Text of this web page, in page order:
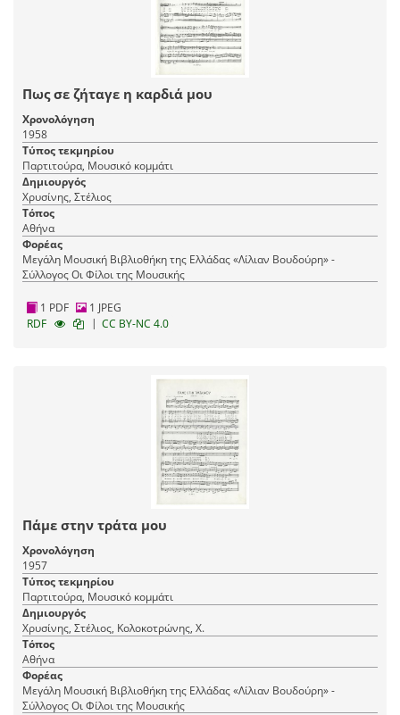
Πως σε ζήταγε η καρδιά μου
Χρονολόγηση
1958
Τύπος τεκμηρίου
Παρτιτούρα, Μουσικό κομμάτι
Δημιουργός
Χρυσίνης, Στέλιος
Τόπος
Αθήνα
Φορέας
Μεγάλη Μουσική Βιβλιοθήκη της Ελλάδας «Λίλιαν Βουδούρη» -
Σύλλογος Οι Φίλοι της Μουσικής
1 PDF
1 JPEG
RDF
| CC BY-NC 4.0
Πάμε στην τράτα μου
Χρονολόγηση
1957
Τύπος τεκμηρίου
Παρτιτούρα, Μουσικό κομμάτι
Δημιουργός
Χρυσίνης, Στέλιος, Κολοκοτρώνης, Χ.
Τόπος
Αθήνα
Φορέας
Μεγάλη Μουσική Βιβλιοθήκη της Ελλάδας «Λίλιαν Βουδούρη» -
Σύλλογος Οι Φίλοι της Μουσικής